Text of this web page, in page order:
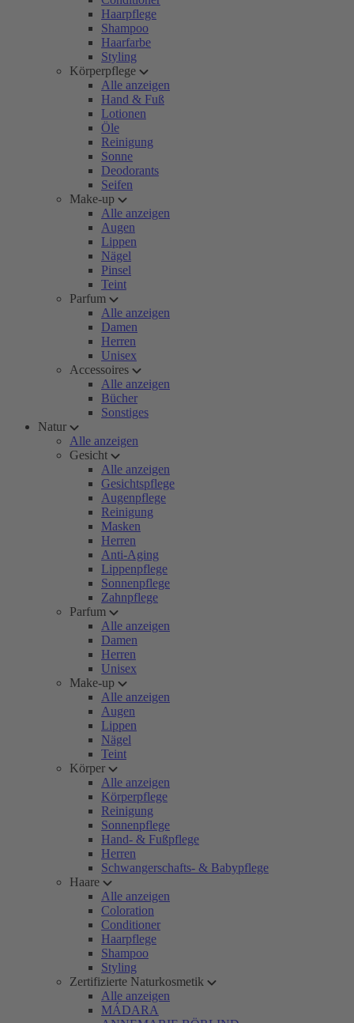
Haarpflege
Shampoo
Haarfarbe
Styling
Körperpflege
Alle anzeigen
Hand & Fuß
Lotionen
Öle
Reinigung
Sonne
Deodorants
Seifen
Make-up
Alle anzeigen
Augen
Lippen
Nägel
Pinsel
Teint
Parfum
Alle anzeigen
Damen
Herren
Unisex
Accessoires
Alle anzeigen
Bücher
Sonstiges
Natur
Alle anzeigen
Gesicht
Alle anzeigen
Gesichtspflege
Augenpflege
Reinigung
Masken
Herren
Anti-Aging
Lippenpflege
Sonnenpflege
Zahnpflege
Parfum
Alle anzeigen
Damen
Herren
Unisex
Make-up
Alle anzeigen
Augen
Lippen
Nägel
Teint
Körper
Alle anzeigen
Körperpflege
Reinigung
Sonnenpflege
Hand- & Fußpflege
Herren
Schwangerschafts- & Babypflege
Haare
Alle anzeigen
Coloration
Conditioner
Haarpflege
Shampoo
Styling
Zertifizierte Naturkosmetik
Alle anzeigen
MÁDARA